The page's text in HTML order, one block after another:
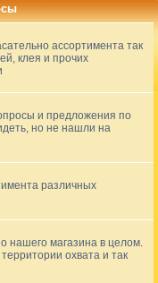
ассортимента так
клея и прочих
и предложения по
но не нашли на
различных
нашего магазина в целом.
охвата и так